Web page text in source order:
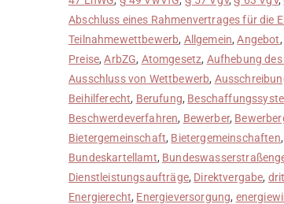
Abschluss eines Rahmenvertrages für die
Teilnahmewettbewerb, Allgemein,Angebot,
Preise,ArbZG, Atomgesetz, Aufhebung
Ausschluss von Wettbewerb,
Beihilferecht, Berufung,
Beschwerdeverfahren, Bewerber,
Bietergemeinschaft, Bietergemeinschaften,
Bundeskartellamt,
Dienstleistungsaufträge, Direktvergabe,
Energierecht, Energieversorgung,